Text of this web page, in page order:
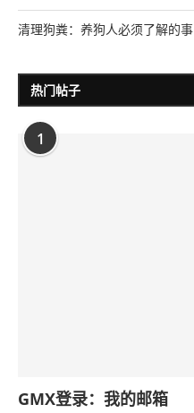
清理狗粪：养狗人必须了解的事
热门帖子
1
GMX登录：我的邮箱